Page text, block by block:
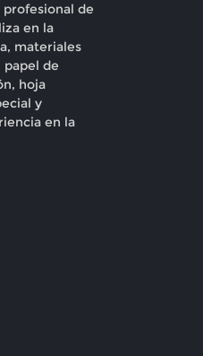
de
en la
materiales
de
hoja
y
en la